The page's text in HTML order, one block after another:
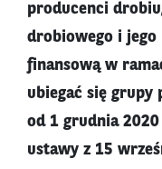
producenci
drobiowego i jego
finansową w
ubiegać się grupy
od 1 grudnia
ustawy z 15